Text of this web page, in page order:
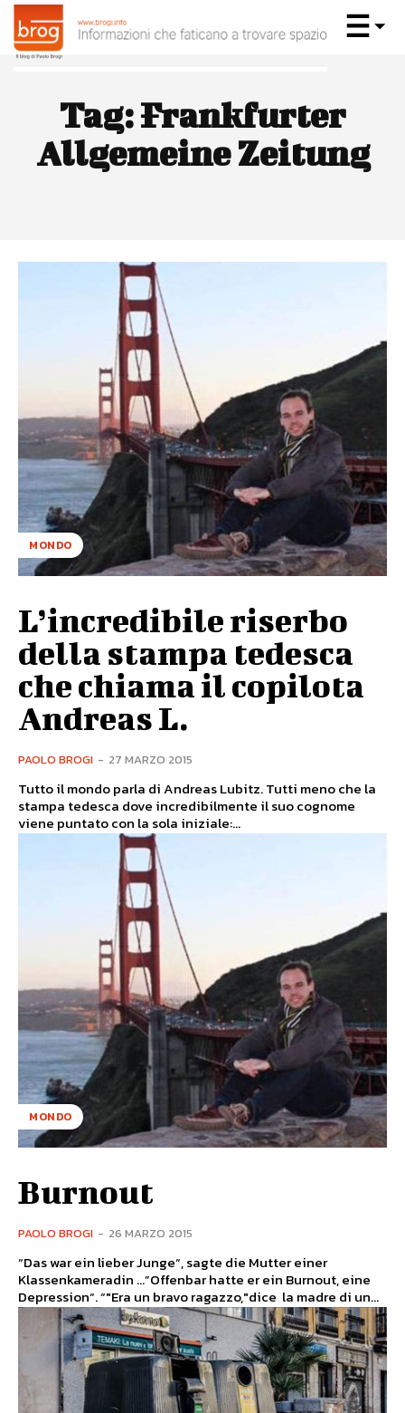
Tag:Frankfurter
Allgemeine Zeitung
MONDO
L’incredibile riserbo
della stampa tedesca
che chiama il copilota
Andreas L.
PAOLO BROGI - 27 MARZO 2015
Tutto il mondo parla di Andreas Lubitz. Tutti meno che la
stampa tedesca dove incredibilmente il suo cognome
viene puntato con la sola iniziale:...
MONDO
Burnout
PAOLO BROGI - 26 MARZO 2015
“Das war ein lieber Junge“, sagte die Mutter einer
Klassenkameradin …”Offenbar hatte er ein Burnout, eine
Depression“. “"Era un bravo ragazzo,"dice la madre di un...